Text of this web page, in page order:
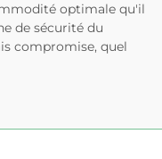
optimale qu'il
de sécurité du
compromise, quel